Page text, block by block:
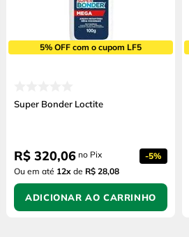
5% OFF com o cupom LF5
Super Bonder Loctite
R$ 320,06 no Pix -5%
Ou em até 12x de R$ 28,08
ADICIONAR AO CARRINHO